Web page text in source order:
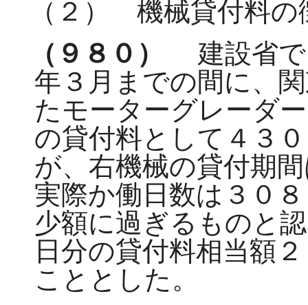
（２） 機械貸付料
（９８０）
建設省で
年３月までの間に、
たモーターグレーダ
の貸付料として４３
が、右機械の貸付期
実際か働日数は３０
少額に過ぎるものと
日分の貸付料相当額
こととした。